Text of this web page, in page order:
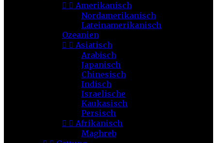
  Amerikanisch
Nordamerikanisch
Lateinamerikanisch
Ozeanien
  Asiatisch
Arabisch
Japanisch
Chinesisch
Indisch
Israelische
Kaukasisch
Persisch
  Afrikanisch
Maghreb